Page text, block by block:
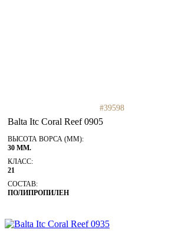
#39598
Balta Itc Coral Reef 0905
ВЫСОТА ВОРСА (ММ):
30 ММ.
КЛАСС:
21
СОСТАВ:
ПОЛИПРОПИЛЕН